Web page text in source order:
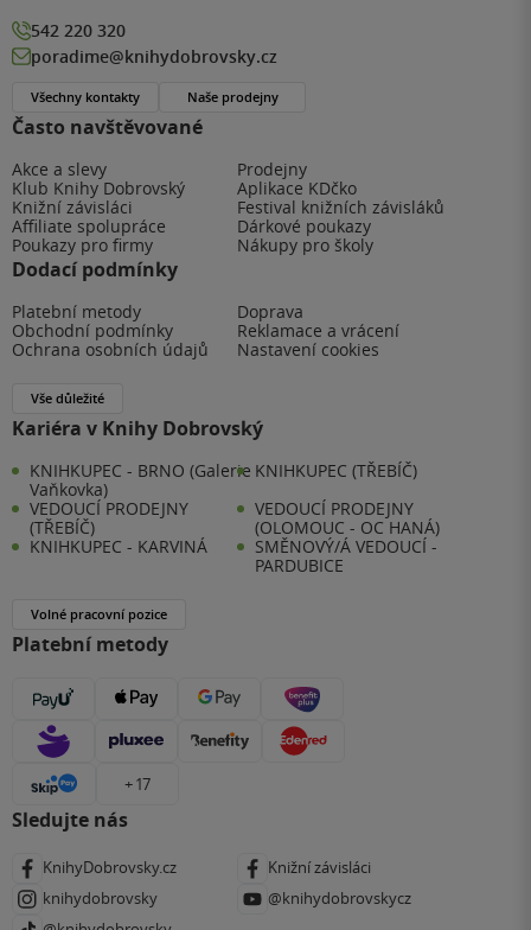
Často navštěvované
Akce a slevy
Prodejny
Klub Knihy Dobrovský
Aplikace KDčko
Knižní závisláci
Festival knižních závisláků
Affiliate spolupráce
Dárkové poukazy
Poukazy pro firmy
Nákupy pro školy
Dodací podmínky
Platební metody
Doprava
Obchodní podmínky
Reklamace a vrácení
Ochrana osobních údajů
Nastavení cookies
Vše důležité
Kariéra v Knihy Dobrovský
KNIHKUPEC - BRNO (Galerie
Vaňkovka)
KNIHKUPEC (TŘEBÍČ)
VEDOUCÍ PRODEJNY
(TŘEBÍČ)
VEDOUCÍ PRODEJNY
(OLOMOUC - OC HANÁ)
KNIHKUPEC - KARVINÁ
SMĚNOVÝ/Á VEDOUCÍ -
PARDUBICE
Volné pracovní pozice
Platební metody
+ 17
Sledujte nás
KnihyDobrovsky.cz
Knižní závisláci
knihydobrovsky
@knihydobrovskycz
542 220 320
poradime@knihydobrovsky.cz
Všechny kontakty Naše prodejny